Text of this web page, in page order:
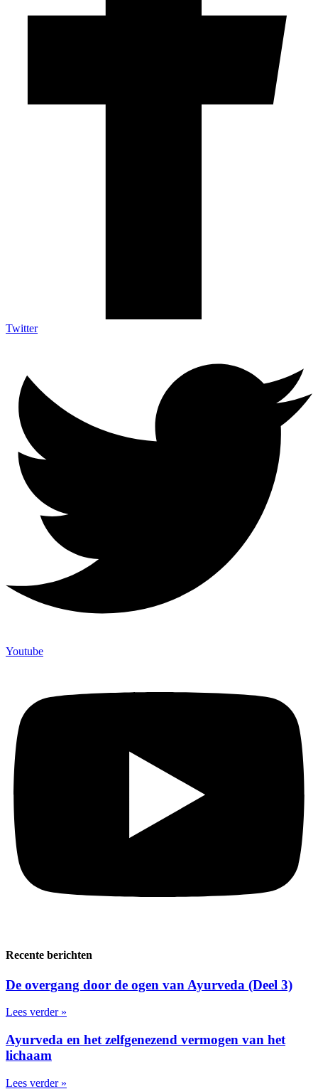
Twitter
Youtube
Recente berichten
De overgang door de ogen van Ayurveda (Deel 3)
Lees verder »
Ayurveda en het zelfgenezend vermogen van het
lichaam
Lees verder »